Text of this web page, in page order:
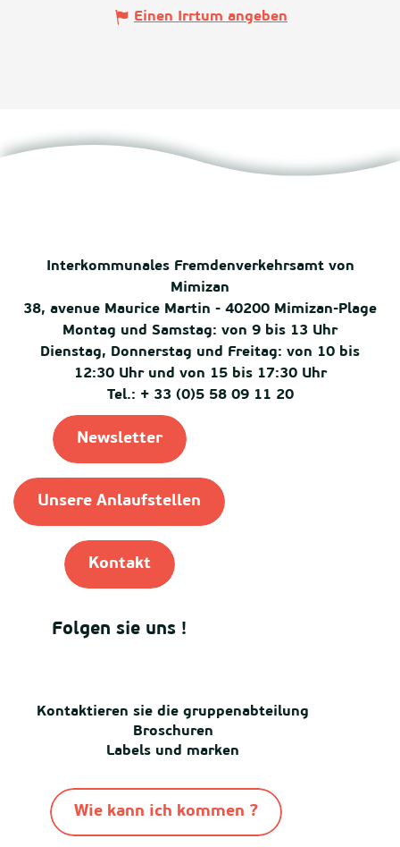
Einen Irrtum angeben
Interkommunales Fremdenverkehrsamt von
Mimizan
38, avenue Maurice Martin - 40200 Mimizan-Plage
Montag und Samstag: von 9 bis 13 Uhr
Dienstag, Donnerstag und Freitag: von 10 bis
12:30 Uhr und von 15 bis 17:30 Uhr
Tel.: + 33 (0)5 58 09 11 20
Newsletter
Unsere Anlaufstellen
Kontakt
Folgen sie uns !
Kontaktieren sie die gruppenabteilung
Broschuren
Labels und marken
Wie kann ich kommen ?